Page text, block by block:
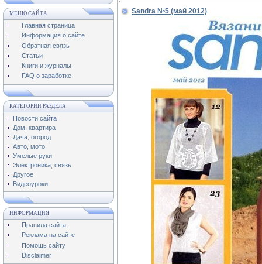
МЕНЮ САЙТА
Главная страница
Информация о сайте
Обратная связь
Статьи
Книги и журналы
FAQ о заработке
КАТЕГОРИИ РАЗДЕЛА
Новости сайта
Дом, квартира
Дача, огород
Авто, мото
Умелые руки
Электроника, связь
Другое
Видеоуроки
ИНФОРМАЦИЯ
Правила сайта
Реклама на сайте
Помощь сайту
Disclaimer
Sandra №5 (май 2012)